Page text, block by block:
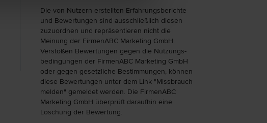
Die von Nutzern erstellten Erfahrungs­berichte
und Bewer­tungen sind ausschließlich diesen
zuzu­ord­nen und repräsen­tieren nicht die
Meinung der FirmenABC Marketing GmbH.
Verstoßen Bewer­tungen gegen die Nutzungs­
bedingungen der FirmenABC Marketing GmbH
oder gegen gesetzliche Bestim­mungen, können
diese Bewertungen unter dem Link "Miss­brauch
melden" gemeldet werden. Die FirmenABC
Marketing GmbH überprüft daraufhin eine
Löschung der Bewertung.